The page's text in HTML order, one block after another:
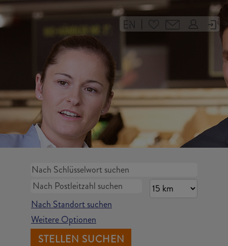
|
Nach Standort suchen
Weitere Optionen